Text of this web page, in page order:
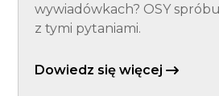
wywiadówkach? OSY
z tymi pytaniami.
Dowiedz się więcej